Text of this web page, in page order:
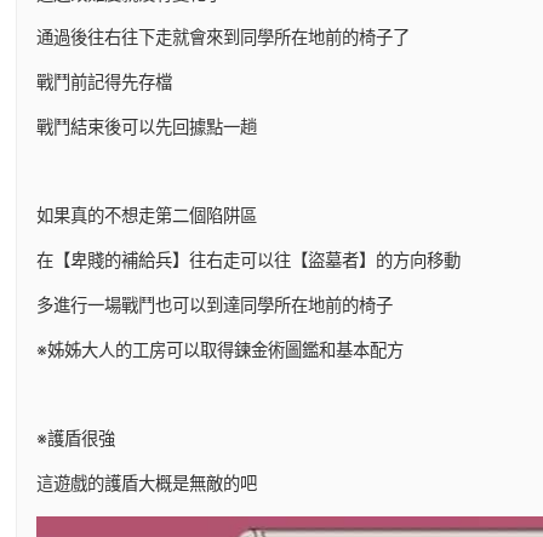
通過後往右往下走就會來到同學所在地前的椅子了
戰鬥前記得先存檔
戰鬥結束後可以先回據點一趟
如果真的不想走第二個陷阱區
在【卑賤的補給兵】往右走可以往【盜墓者】的方向移動
多進行一場戰鬥也可以到達同學所在地前的椅子
※姊姊大人的工房可以取得鍊金術圖鑑和基本配方
※護盾很強
這遊戲的護盾大概是無敵的吧